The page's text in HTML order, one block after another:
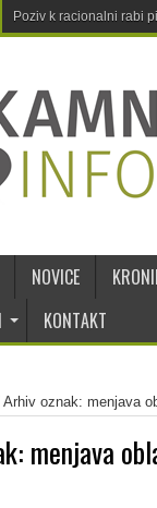
Poziv k racionalni rabi
NOVICE
KONTAKT
Arhiv oznak: menjava
menjava